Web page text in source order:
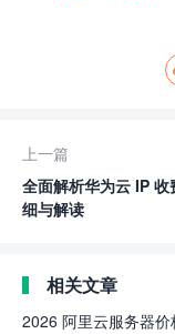
上一篇
全面解析华为云 IP 收
细与解读
相关文章
2026 阿里云服务器